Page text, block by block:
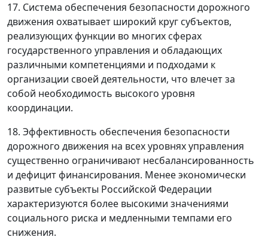
17. Система обеспечения безопасности дорожного
движения охватывает широкий круг субъектов,
реализующих функции во многих сферах
государственного управления и обладающих
различными компетенциями и подходами к
организации своей деятельности, что влечет за
собой необходимость высокого уровня
координации.
18. Эффективность обеспечения безопасности
дорожного движения на всех уровнях управления
существенно ограничивают несбалансированность
и дефицит финансирования. Менее экономически
развитые субъекты Российской Федерации
характеризуются более высокими значениями
социального риска и медленными темпами его
снижения.